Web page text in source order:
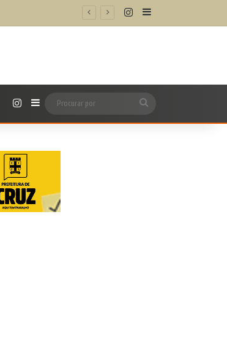
InstagramBarra Lateral
InstagramBarra Lateral
por